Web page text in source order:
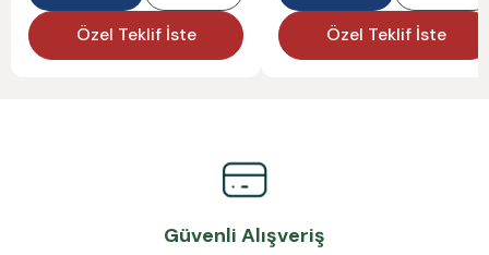
Özel Teklif İste Özel Teklif İste
Güvenli Alışveriş